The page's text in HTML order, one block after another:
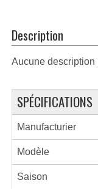
Description
Aucune description
SPÉCIFICATIONS
Manufacturier
Modèle
Saison